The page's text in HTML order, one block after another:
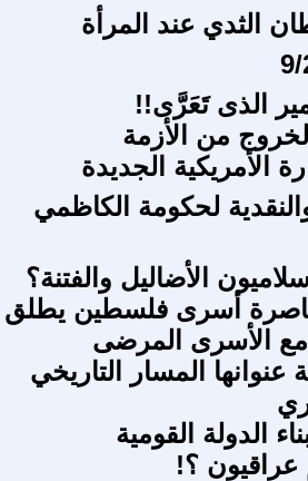
الثدي عند المرأة
الذى تَعَرَّى!!
من الأزمة
الأمريكية الجديدة
لحكومة الكاظمي
الأضاليل والفتنة؟
أسرى فلسطين يطلق
مع الأسرى المرضى
المسار التاريخي
الدولة القومية
عراقيون ؟!